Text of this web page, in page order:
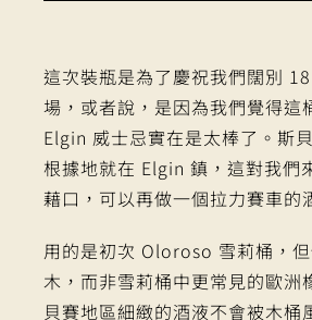
這次裝瓶是為了慶祝我們闊別
場，或者說，是因為我們覺得這
Elgin 威士忌實在是太棒了。斯
根據地就在 Elgin 鎮，這對我們
藉口，可以再做一個拉力賽車的
用的是初次 Oloroso 雪莉桶，
木，而非雪莉桶中更常見的歐洲
貝賽地區細緻的酒液不會被木桶